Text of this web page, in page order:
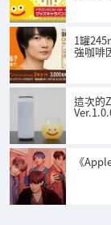
1罐
強咖啡
這次的
《